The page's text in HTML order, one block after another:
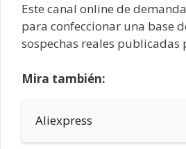
Este canal online de
para confeccionar una base
sospechas reales publicadas
Mira también:
Aliexpress